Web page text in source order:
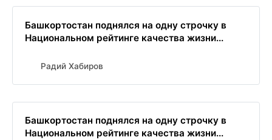
Башкортостан поднялся на одну строчку в
Национальном рейтинге качества жизни...
Радий Хабиров
Башкортостан поднялся на одну строчку в
Национальном рейтинге качества жизни...